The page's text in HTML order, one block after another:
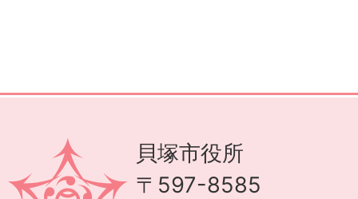
貝塚市役所
〒597-8585